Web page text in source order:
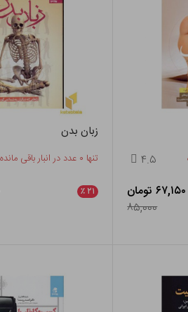
۴.۵
۶۷,۱۵۰ تومان
۸۵,۰۰۰
زبان بدن
تنها ۰ عدد در انبار باقی مانده
۲۱ ٪